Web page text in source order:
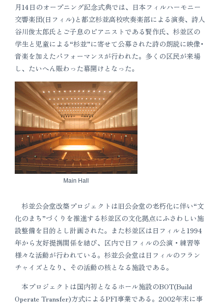
月14日のオープニング記念式典では、日本フィルハーモニー
交響楽団(日フィル)と都立杉並高校吹奏楽部による演奏、詩人
谷川俊太郎氏とご子息のピアニストである賢作氏、杉並区の
学生と児童による“杉並”に寄せて公募された詩の朗読に映像･
音楽を加えたパフォーマンスが行われた。多くの区民が来場
し、たいへん賑わった幕開けとなった。
Main Hall
杉並公会堂改築プロジェクトは旧公会堂の老朽化に伴い“文
化のまち”づくりを推進する杉並区の文化拠点にふさわしい施
設整備を目的とし計画された。また杉並区は日フィルと1994
年から友好提携関係を結び、区内で日フィルの公演・練習等
様々な活動が行われている。杉並公会堂は日フィルのフラン
チャイズとなり、その活動の核となる施設である。
本プロジェクトは国内初となるホール施設のBOT(Build
Operate Transfer)方式によるPFI事業である。2002年末に事